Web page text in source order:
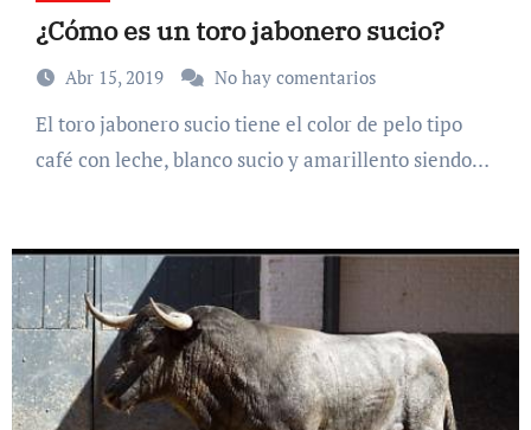
¿Cómo es un toro jabonero sucio?
Abr 15, 2019 No hay comentarios
El toro jabonero sucio tiene el color de pelo tipo
café con leche, blanco sucio y amarillento siendo…